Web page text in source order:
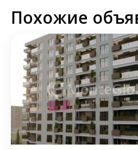
Похожие